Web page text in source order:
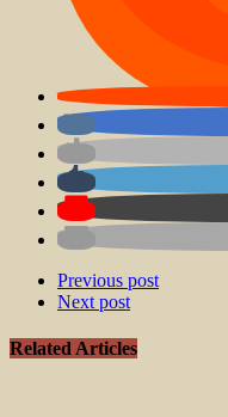
Previous post
Next post
Related Articles